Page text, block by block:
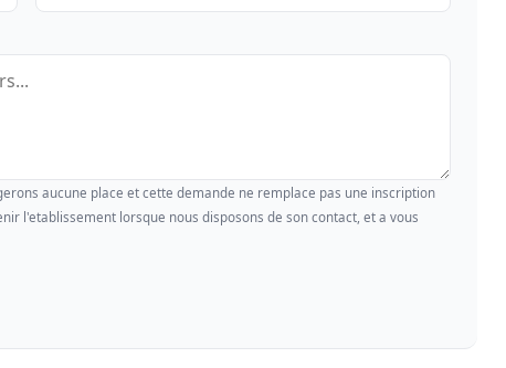
aucune place et cette demande ne remplace pas une inscription
l'etablissement lorsque nous disposons de son contact, et a vous